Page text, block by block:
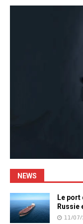
NEWS
Le port
Russie
11/